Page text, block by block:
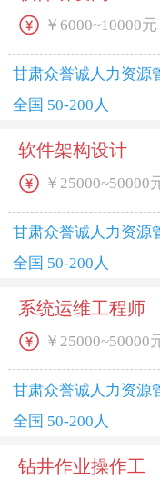
￥6000~10000元
甘肃众誉诚人力资源
全国 50-200人
软件架构设计
￥25000~50000
甘肃众誉诚人力资源
全国 50-200人
系统运维工程师
￥25000~50000
甘肃众誉诚人力资源
全国 50-200人
钻井作业操作工